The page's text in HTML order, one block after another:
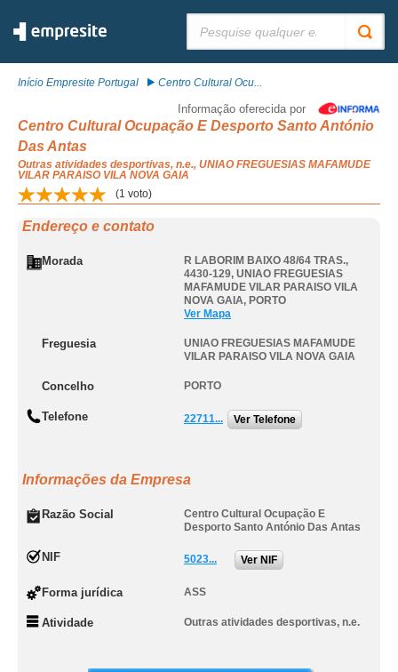
Início Empresite Portugal Centro Cultural Ocu...
Informação oferecida por
Centro Cultural Ocupação E Desporto Santo António
Das Antas
Outras atividades desportivas, n.e., UNIAO FREGUESIAS MAFAMUDE
VILAR PARAISO VILA NOVA GAIA
(1 voto)
Endereço e contato
Morada
R LABORIM BAIXO 48/64 TRAS.,
4430-129, UNIAO FREGUESIAS
MAFAMUDE VILAR PARAISO VILA
NOVA GAIA, PORTO
Ver Mapa
Freguesia
UNIAO FREGUESIAS MAFAMUDE
VILAR PARAISO VILA NOVA GAIA
Concelho PORTO
Telefone 22711... Ver Telefone
Informações da Empresa
Razão Social
Centro Cultural Ocupação E
Desporto Santo António Das Antas
NIF 5023... Ver NIF
Forma jurídica ASS
Atividade Outras atividades desportivas, n.e.